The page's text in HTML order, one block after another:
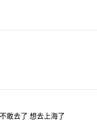
敢去了 想去上海了